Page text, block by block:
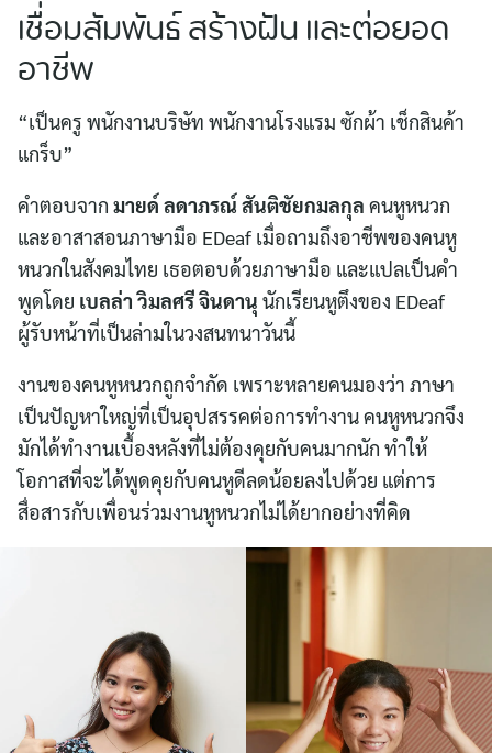
เชื่อมสัมพันธ์ สร้างฝัน และต่อยอด
อาชีพ
“เป็นครู พนักงานบริษัท พนักงานโรงแรม ซักผ้า เช็กสินค้า
แกร็บ”
คำตอบจาก มายด์ ลดาภรณ์ สันติชัยกมลกุล คนหูหนวก
และอาสาสอนภาษามือ EDeaf เมื่อถามถึงอาชีพของคนหู
หนวกในสังคมไทย เธอตอบด้วยภาษามือ และแปลเป็นคำ
พูดโดย เบลล่า วิมลศรี จินดานุ นักเรียนหูตึงของ EDeaf
ผู้รับหน้าที่เป็นล่ามในวงสนทนาวันนี้
งานของคนหูหนวกถูกจำกัด เพราะหลายคนมองว่า ภาษา
เป็นปัญหาใหญ่ที่เป็นอุปสรรคต่อการทำงาน คนหูหนวกจึง
มักได้ทำงานเบื้องหลังที่ไม่ต้องคุยกับคนมากนัก ทำให้
โอกาสที่จะได้พูดคุยกับคนหูดีลดน้อยลงไปด้วย แต่การ
สื่อสารกับเพื่อนร่วมงานหูหนวกไม่ได้ยากอย่างที่คิด